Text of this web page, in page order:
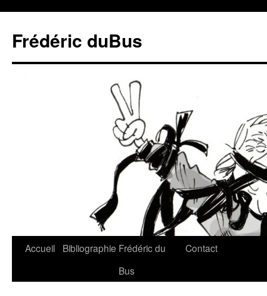
Frédéric duBus
Accueil Bibliographie Frédéric du
Bus
Contact